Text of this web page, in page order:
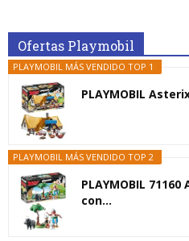
Ofertas Playmobil
PLAYMOBIL MÁS VENDIDO TOP 1
PLAYMOBIL
PLAYMOBIL MÁS VENDIDO TOP 2
PLAYMOBIL
con...